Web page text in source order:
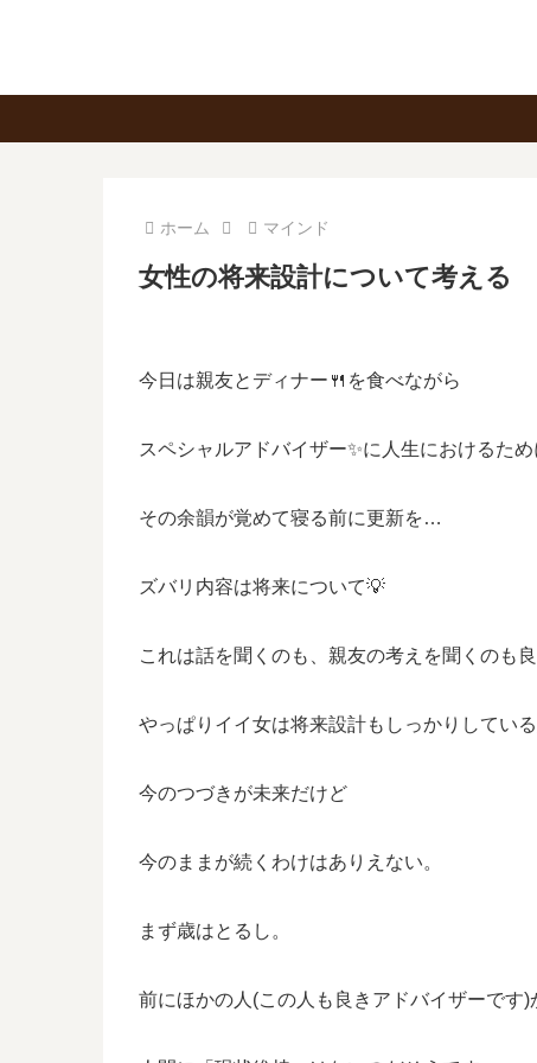
ホーム マインド
女性の将来設計について考える
今日は親友とディナー🍴を食べながら
スペシャルアドバイザー✨に人生におけるた
その余韻が覚めて寝る前に更新を…
ズバリ内容は将来について💡
これは話を聞くのも、親友の考えを聞くのも
やっぱりイイ女は将来設計もしっかりしている
今のつづきが未来だけど
今のままが続くわけはありえない。
まず歳はとるし。
前にほかの人(この人も良きアドバイザーです)